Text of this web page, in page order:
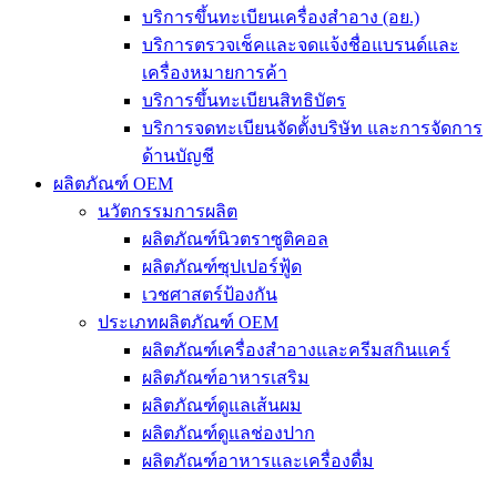
บริการขึ้นทะเบียนเครื่องสำอาง (อย.)
บริการตรวจเช็คและจดแจ้งชื่อแบรนด์และ
เครื่องหมายการค้า
บริการขึ้นทะเบียนสิทธิบัตร
บริการจดทะเบียนจัดตั้งบริษัท และการจัดการ
ด้านบัญชี
ผลิตภัณฑ์ OEM
นวัตกรรมการผลิต
ผลิตภัณฑ์นิวตราซูติคอล
ผลิตภัณฑ์ซุปเปอร์ฟู้ด
เวชศาสตร์ป้องกัน
ประเภทผลิตภัณฑ์ OEM
ผลิตภัณฑ์เครื่องสำอางและครีมสกินแคร์
ผลิตภัณฑ์อาหารเสริม
ผลิตภัณฑ์ดูแลเส้นผม
ผลิตภัณฑ์ดูแลช่องปาก
ผลิตภัณฑ์อาหารและเครื่องดื่ม